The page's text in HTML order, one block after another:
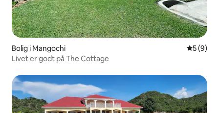
Bolig i Mangochi 5 ud af 5
5 (9)
Livet er godt på The Cottage